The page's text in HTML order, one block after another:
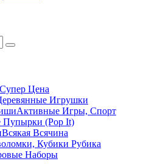
Цена
Игрушки
Активные Игры, Спорт
Пупырки (Pop It)
Всякая Всячина
Кубики Рубика
Наборы